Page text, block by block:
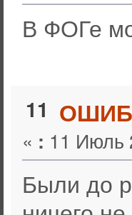
В ФОГе
11
« : 11 Июль
Были до